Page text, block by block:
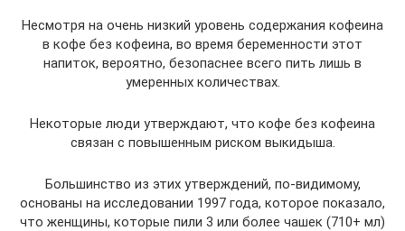
Несмотря на очень низкий уровень содержания кофеина
в кофе без кофеина, во время беременности этот
напиток, вероятно, безопаснее всего пить лишь в
умеренных количествах.
Некоторые люди утверждают, что кофе без кофеина
связан с повышенным риском выкидыша.
Большинство из этих утверждений, по-видимому,
основаны на исследовании 1997 года, которое показало,
что женщины, которые пили 3 или более чашек (710+ мл)